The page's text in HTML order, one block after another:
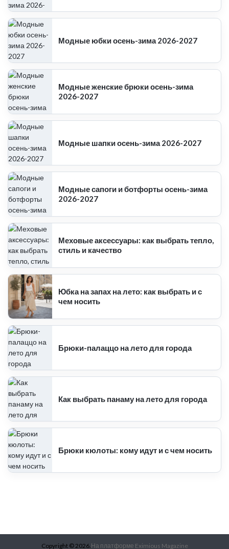
Модные юбки осень-зима 2026-2027
Модные женские брюки осень-зима
2026-2027
Модные шапки осень-зима 2026-2027
Модные сапоги и ботфорты осень-зима
2026-2027
Меховые аксессуары: как выбрать тепло,
стиль и качество
Юбка на запах на лето: как выбрать и с
чем носить
Брюки-палаццо на лето для города
Как выбрать панаму на лето для города
Брюки кюлоты: кому идут и с чем носить
Copyright © 2026.На платформе Eximious Magazine